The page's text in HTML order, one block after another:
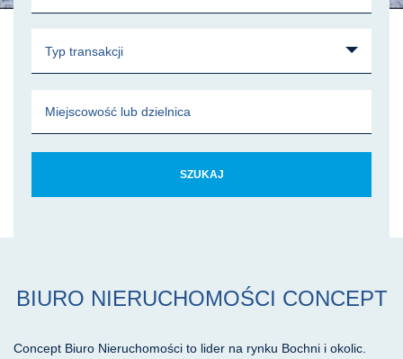
Typ transakcji
BIURO NIERUCHOMOŚCI CONCEPT
Concept Biuro Nieruchomości to lider na rynku Bochni i okolic.